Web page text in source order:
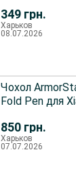
349 грн.
Харьков
08.07.2026
850 грн.
Чохол
Fold Pen для
(ARM89204)
Харьков
07.07.2026